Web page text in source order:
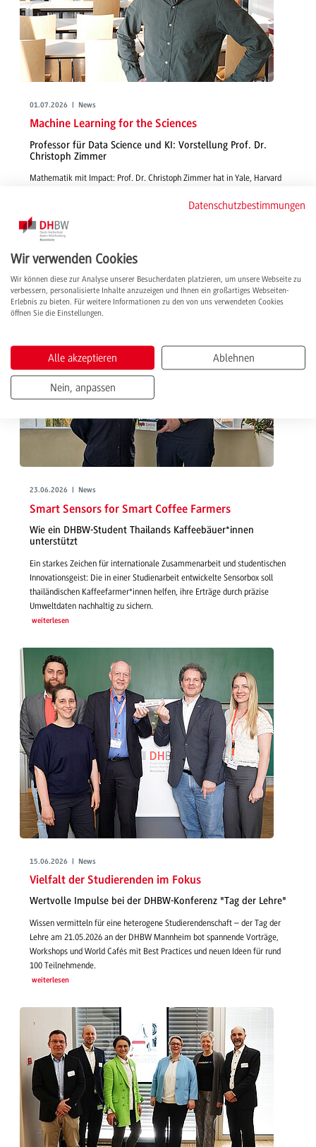
01.07.2026 | News
Machine Learning for the Sciences
Professor für Data Science und KI: Vorstellung Prof. Dr.
Christoph Zimmer
Mathematik mit Impact: Prof. Dr. Christoph Zimmer hat in Yale, Harvard
für technische Systeme vorangetrieben. Im Interview gibt er Einblick in
seine Lehre und Forschung, berichtet, warum er sich für die DHBW
entschieden hat und teilt seine internationalen Erfahrungen.
23.06.2026 | News
Smart Sensors for Smart Coffee Farmers
Wie ein DHBW-Student Thailands Kaffeebäuer*innen
unterstützt
Ein starkes Zeichen für internationale Zusammenarbeit und studentischen
Innovationsgeist: Die in einer Studienarbeit entwickelte Sensorbox soll
thailändischen Kaffeefarmer*innen helfen, ihre Erträge durch präzise
Umweltdaten nachhaltig zu sichern.
weiterlesen
15.06.2026 | News
Vielfalt der Studierenden im Fokus
Wertvolle Impulse bei der DHBW-Konferenz "Tag der Lehre"
Wissen vermitteln für eine heterogene Studierendenschaft – der Tag der
Lehre am 21.05.2026 an der DHBW Mannheim bot spannende Vorträge,
Workshops und World Cafés mit Best Practices und neuen Ideen für rund
100 Teilnehmende.
weiterlesen
Datenschutzbestimmungen
Wir verwenden Cookies
Wir können diese zur Analyse unserer Besucherdaten platzieren, um unsere Webseite zu
verbessern, personalisierte Inhalte anzuzeigen und Ihnen ein großartiges Webseiten-
Erlebnis zu bieten. Für weitere Informationen zu den von uns verwendeten Cookies
öffnen Sie die Einstellungen.
Alle akzeptieren Ablehnen
Nein, anpassen